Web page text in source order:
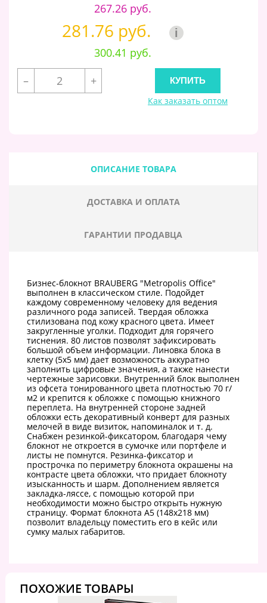
267.26 руб.
281.76 руб. i
300.41 руб.
–
+
Как заказать оптом
ОПИСАНИЕ ТОВАРА
ДОСТАВКА И ОПЛАТА
ГАРАНТИИ ПРОДАВЦА
Бизнес-блокнот BRAUBERG "Metropolis Office"
выполнен в классическом стиле. Подойдет
каждому современному человеку для ведения
различного рода записей. Твердая обложка
стилизована под кожу красного цвета. Имеет
закругленные уголки. Подходит для горячего
тиснения. 80 листов позволят зафиксировать
большой объем информации. Линовка блока в
клетку (5х5 мм) дает возможность аккуратно
заполнить цифровые значения, а также нанести
чертежные зарисовки. Внутренний блок выполнен
из офсета тонированного цвета плотностью 70 г/
м2 и крепится к обложке с помощью книжного
переплета. На внутренней стороне задней
обложки есть декоративный конверт для разных
мелочей в виде визиток, напоминалок и т. д.
Снабжен резинкой-фиксатором, благодаря чему
блокнот не откроется в сумочке или портфеле и
листы не помнутся. Резинка-фиксатор и
прострочка по периметру блокнота окрашены на
контрасте цвета обложки, что придает блокноту
изысканность и шарм. Дополнением является
закладка-ляссе, с помощью которой при
необходимости можно быстро открыть нужную
страницу. Формат блокнота А5 (148х218 мм)
позволит владельцу поместить его в кейс или
сумку малых габаритов.
ПОХОЖИЕ ТОВАРЫ